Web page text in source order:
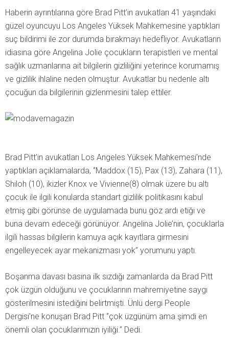
Haberin ayrıntılarına göre Brad Pitt’in avukatları 41 yaşındaki
güzel oyuncuyu Los Angeles Yüksek Mahkemesine yaptıkları
suç bildirimi ile zor durumda bırakmayı hedefliyor. Avukatların
idiasına göre Angelina Jolie çocukların terapistleri ve mental
sağlık uzmanlarına ait bilgilerin gizliliğini yeterince korumamış
ve gizlilik ihlaline neden olmuştur. Avukatlar bu nedenle altı
çocuğun da bilgilerinin gizlenmesini talep ettiler.
Brad Pitt’in avukatları Los Angeles Yüksek Mahkemesi’nde
yaptıkları açıklamalarda, ‘’Maddox (15), Pax (13), Zahara (11),
Shiloh (10), ikizler Knox ve Vivienne(8) olmak üzere bu altı
çocuk ile ilgili konularda standart gizlilik politikasını kabul
etmiş gibi görünse de uygulamada bunu göz ardı etiği ve
buna devam edeceği görünüyor. Angelina Jolie’nin, çocuklarla
ilgili hassas bilgilerin kamuya açık kayıtlara girmesini
engelleyecek ayar mekanizması yok’’ yorumunu yaptı.
Boşanma davası basına ilk sızdığı zamanlarda da Brad Pitt
çok üzgün olduğunu ve çocuklarının mahremiyetine saygı
gösterilmesini istediğini belirtmişti. Ünlü dergi People
Dergisi’ne konuşan Brad Pitt ‘’çok üzgünüm ama şimdi en
önemli olan çocuklarımızın iyiliği.’’ Dedi.